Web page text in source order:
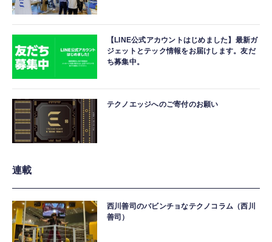
【LINE公式アカウントはじめました】最新ガ
ジェットとテック情報をお届けします。友だ
ち募集中。
テクノエッジへのご寄付のお願い
連載
西川善司のバビンチョなテクノコラム（西川
善司）